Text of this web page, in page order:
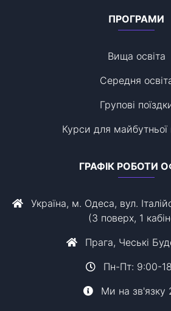
ПРОГРАМИ
Вища освіта
Середня
Групові
Курси для майбутньої
ГРАФІК РОБОТИ
Україна, м. Одеса, вул.
(3 поверх, 1
Прага, Чеські
Пн-Пт: 9:00-
Ми на зв'язку